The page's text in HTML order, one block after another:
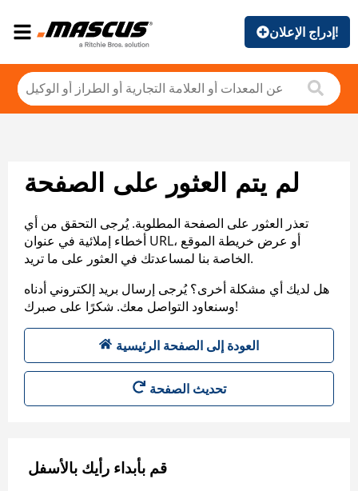
إدراج الإعلان!
لم يتم العثور على الصفحة
تعذر العثور على الصفحة المطلوبة. يُرجى التحقق من أي
أخطاء إملائية في عنوان URL، أو عرض خريطة الموقع
الخاصة بنا لمساعدتك في العثور على ما تريد.
هل لديك أي مشكلة أخرى؟ يُرجى إرسال بريد إلكتروني أدناه
وسنعاود التواصل معك. شكرًا على صبرك!
العودة إلى الصفحة الرئيسية
تحديث الصفحة
قم بأبداء رأيك بالأسفل